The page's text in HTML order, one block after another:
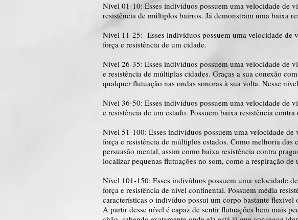
Nível 01-10: Esses indivíduos possuem uma velocidade de
resistência de múltiplos bairros. Já demonstram uma baixa
Nível 11-25: Esses indivíduos possuem uma velocidade de
força e resistência de um cidade.
Nível 26-35: Esses indivíduos possuem uma velocidade de
e resistência de múltiplas cidades. Graças a sua conexão
qualquer flutuação nas ondas sonoras à sua volta. Nesse
Nível 36-50: Esses indivíduos possuem uma velocidade de
e resistência de um estado. Possuem baixa resistência contra
Nível 51-100: Esses indivíduos possuem uma velocidade
força e resistência de múltiplos estados. Como melhoria
persuasão mental, assim como baixa resistência contra
localizar pequenas flutuações no som, como a respiração
Nível 101-150: Esses indivíduos possuem uma velocidade
força e resistência de nível continental. Possuem média
características o indivíduo possui um corpo bastante flexível
A partir desse nível é capaz de sentir flutuações bem mais